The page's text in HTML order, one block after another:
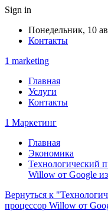
Sign in
Понедельник, 10
Контакты
1 marketing
Главная
Услуги
Контакты
1 Маркетинг
Главная
Экономика
Технологический
Willow от Google
Вернуться к
процессор Willow от